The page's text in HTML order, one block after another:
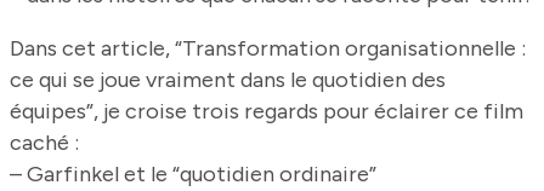
Dans cet article, “Transformation organisationnelle :
ce qui se joue vraiment dans le quotidien des
équipes”, je croise trois regards pour éclairer ce film
caché :
– Garfinkel et le “quotidien ordinaire”